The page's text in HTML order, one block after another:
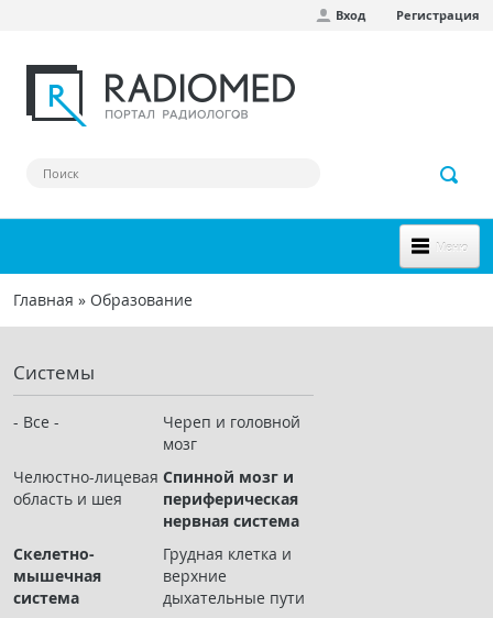
Вход Регистрация
Меню
НОВОЕ НА САЙТЕ
СООБЩЕСТВО
Клинические наблюдения
Чат RADIOMED
ОБРАЗОВАНИЕ
Вы здесь
Главная » Образование
Системы
- Все -
Череп и головной
мозг
Челюстно-лицевая
область и шея
Спинной мозг и
периферическая
нервная система
Скелетно-
мышечная
система
Грудная клетка и
верхние
дыхательные пути